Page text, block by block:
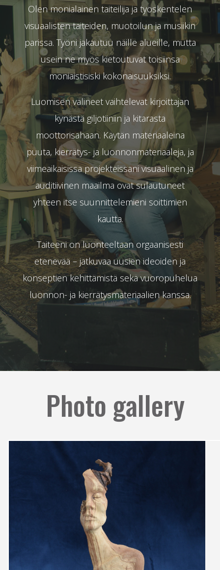
Olen monialainen taiteilija ja työskentelen
visuaalisten taiteiden, muotoilun ja musiikin
parissa. Työni jakautuu näille alueille, mutta
usein ne myös kietoutuvat toisiinsa
moniaistisiski kokonaisuuksiksi.
Luomisen välineet vaihtelevat kirjoittajan
kynästä giljotiiniin ja kitarasta
moottorisahaan. Käytän materiaaleina
puuta, kierrätys- ja luonnonmateriaaleja, ja
viimeaikaisissa projekteissani visuaalinen ja
auditiivinen maailma ovat sulautuneet
yhteen itse suunnittelemieni soittimien
kautta.
Taiteeni on luonteeltaan orgaanisesti
etenevää – jatkuvaa uusien ideoiden ja
konseptien kehittämistä sekä vuoropuhelua
luonnon- ja kierrätysmateriaalien kanssa.
Photo gallery